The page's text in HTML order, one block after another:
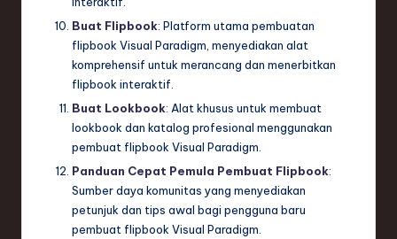
Buat Flipbook: Platform utama pembuatan
flipbook Visual Paradigm, menyediakan alat
komprehensif untuk merancang dan menerbitkan
flipbook interaktif.
Buat Lookbook: Alat khusus untuk membuat
lookbook dan katalog profesional menggunakan
pembuat flipbook Visual Paradigm.
Panduan Cepat Pemula Pembuat Flipbook:
Sumber daya komunitas yang menyediakan
petunjuk dan tips awal bagi pengguna baru
pembuat flipbook Visual Paradigm.